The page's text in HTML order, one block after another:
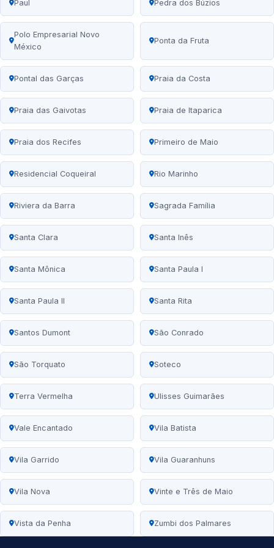
Paul Pedra dos Búzios
Polo Empresarial Novo
México
Ponta da Fruta
Pontal das Garças Praia da Costa
Praia das Gaivotas Praia de Itaparica
Praia dos Recifes Primeiro de Maio
Residencial Coqueiral Rio Marinho
Riviera da Barra Sagrada Família
Santa Clara Santa Inês
Santa Mônica Santa Paula I
Santa Paula II Santa Rita
Santos Dumont São Conrado
São Torquato Soteco
Terra Vermelha Ulisses Guimarães
Vale Encantado Vila Batista
Vila Garrido Vila Guaranhuns
Vila Nova Vinte e Três de Maio
Vista da Penha Zumbi dos Palmares